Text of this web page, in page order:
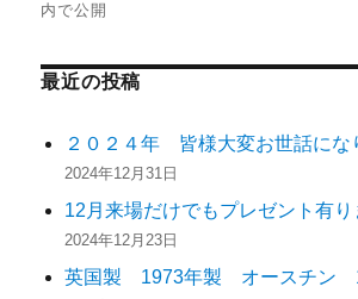
内で公開
最近の投稿
２０２４年 皆様大変お世話にな
2024年12月31日
12月来場だけでもプレゼント有り
2024年12月23日
英国製 1973年製 オースチン